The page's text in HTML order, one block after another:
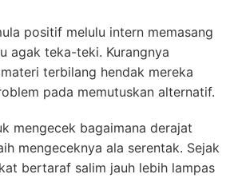
positif melulu intern memasang
agak teka-teki. Kurangnya
terbilang hendak mereka
pada memutuskan alternatif.
mengecek bagaimana derajat
mengeceknya ala serentak. Sejak
bertaraf salim jauh lebih lampas